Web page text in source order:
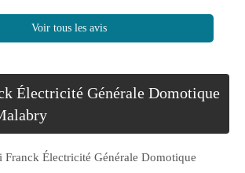
Voir tous les avis
Électricité Générale Domotique
Franck Électricité Générale Domotique